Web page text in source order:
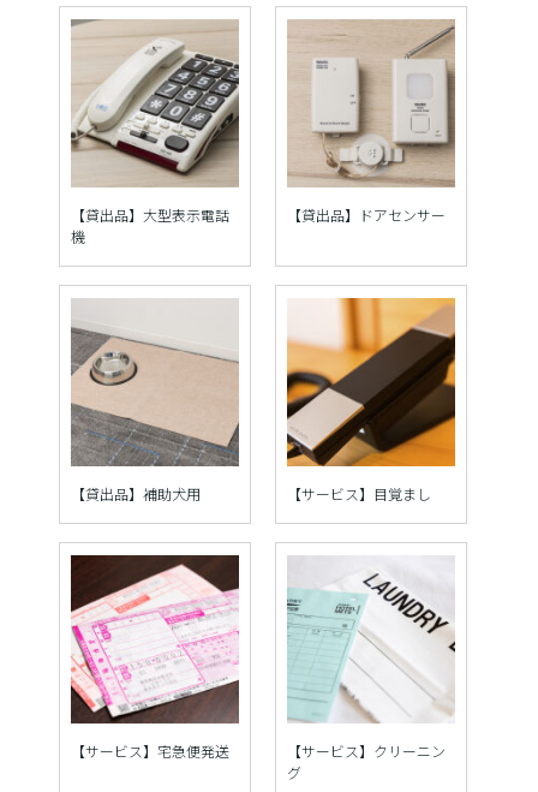
【貸出品】大型表示電話
機
【貸出品】ドアセンサー
【貸出品】補助犬用 【サービス】目覚まし
【サービス】宅急便発送
【サービス】クリーニン
グ